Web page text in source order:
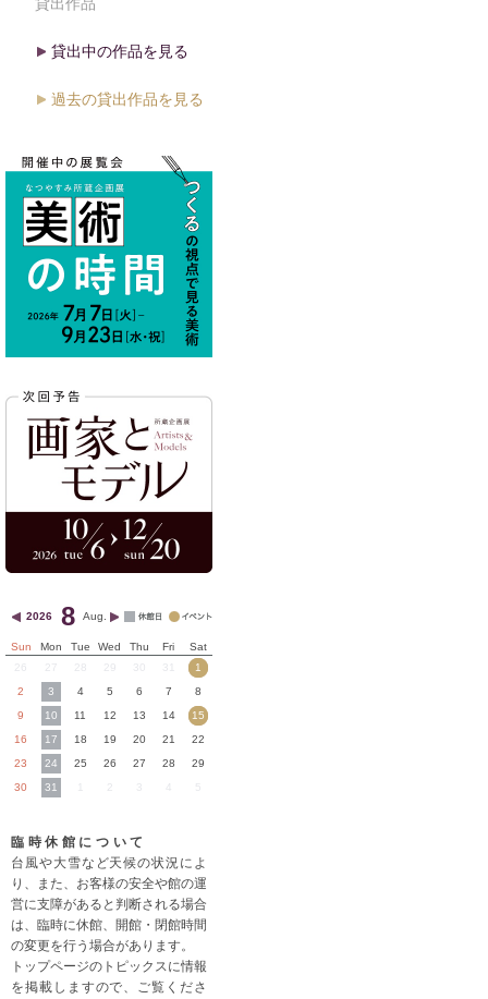
貸出中の作品を見る
過去の貸出作品を見る
2026 8 Aug.
Sun Mon Tue Wed Thu Fri
Sat
27 29 30 31
1
2
3 4 5 6 7
8
9
10 11 12 13 14
15
16
17 18 19 20 21
22
23
24 25 26 27 28
29
30
31 3 4 5
臨時休館について
台風や大雪など天候の状況によ
り、また、お客様の安全や館の運
営に支障があると判断される場合
は、臨時に休館、開館・閉館時間
の変更を行う場合があります。
トップページのトピックスに情報
を掲載しますので、ご覧くださ